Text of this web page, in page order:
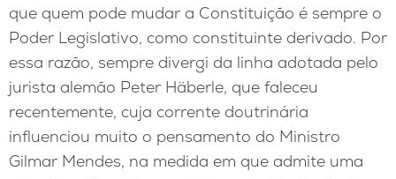
que quem pode mudar a Constituição é sempre o
Poder Legislativo, como constituinte derivado. Por
essa razão, sempre divergi da linha adotada pelo
jurista alemão Peter Häberle, que faleceu
recentemente, cuja corrente doutrinária
influenciou muito o pensamento do Ministro
Gilmar Mendes, na medida em que admite uma